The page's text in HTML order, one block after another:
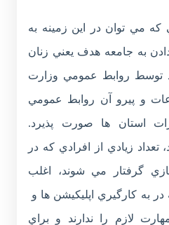
مي توان در اين زمينه به
به جامعه هدف يعني زنان
توسط روابط عمومي وزارت
و پيرو آن روابط عمومي
استان ها صورت پذيرد.
زيادي از افرادي که در
گرفتار مي شوند، اغلب
در به کارگيري اپليکيشن ها و
لازم را ندارند و براي